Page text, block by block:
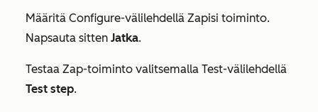
Määritä Configure-välilehdellä Zapisi toiminto.
Napsauta sitten Jatka.
Testaa Zap-toiminto valitsemalla Test-välilehdellä
Test step.